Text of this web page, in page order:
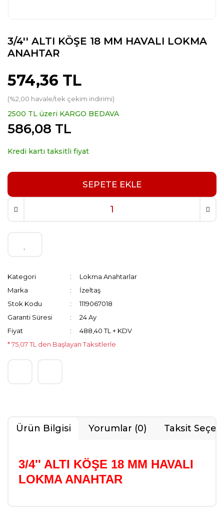
3/4'' ALTI KÖŞE 18 MM HAVALI LOKMA
ANAHTAR
574,36 TL
(%2,00 havale/tek çekim indirimi)
2500 TL üzeri KARGO BEDAVA
586,08 TL
Kredi kartı taksitli fiyat
SEPETE EKLE
Kategori
Lokma Anahtarlar
Marka
İzeltaş
Stok Kodu
1119067018
Garanti Süresi
24 Ay
Fiyat
488,40 TL + KDV
* 75,07 TL den Başlayan Taksitlerle
Ürün Bilgisi Yorumlar (0) Taksit
3/4'' ALTI KÖŞE 18 MM HAVALI
LOKMA ANAHTAR